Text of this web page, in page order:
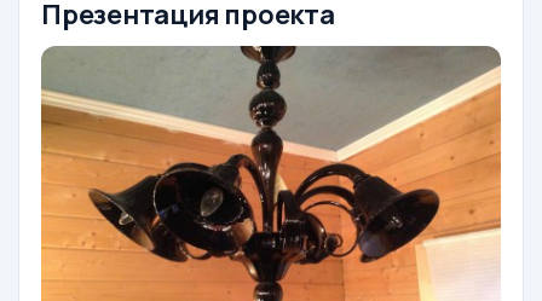
Презентация проекта